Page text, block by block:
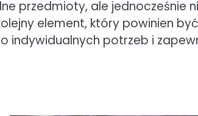
przedmioty, ale jednocześnie
element, który powinien być
indywidualnych potrzeb i